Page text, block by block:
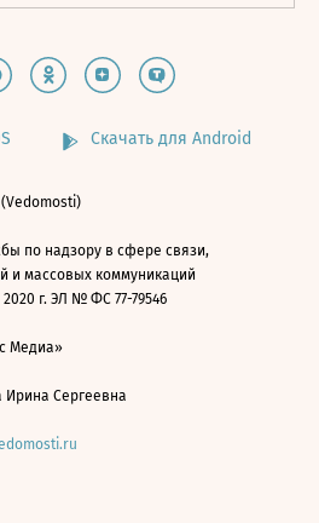
Скачать для Android
по надзору в сфере связи,
и массовых коммуникаций
г. ЭЛ № ФС 77-79546
Медиа»
Ирина Сергеевна